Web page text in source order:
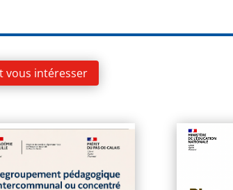
vous intéresser